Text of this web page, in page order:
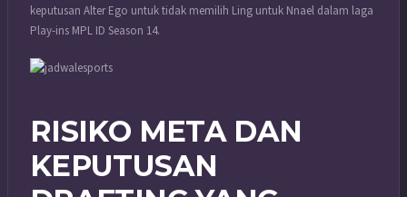
keputusan Alter Ego untuk tidak memilih Ling untuk Nnael dalam laga
Play-ins MPL ID Season 14.
RISIKO META DAN
KEPUTUSAN